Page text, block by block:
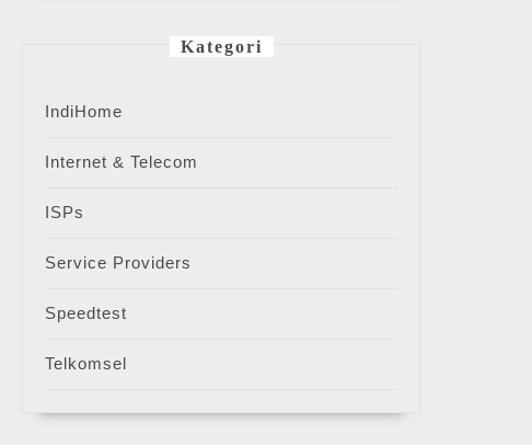
Kategori
IndiHome
Internet & Telecom
ISPs
Service Providers
Speedtest
Telkomsel